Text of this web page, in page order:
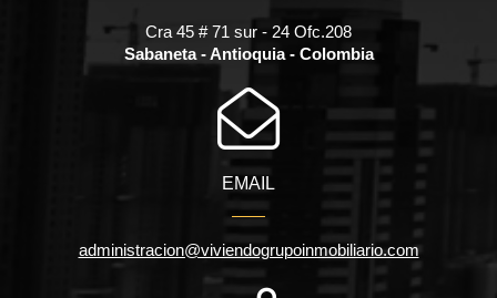
Cra 45 # 71 sur - 24 Ofc.208
Sabaneta - Antioquia - Colombia
EMAIL
administracion@viviendogrupoinmobiliario.com